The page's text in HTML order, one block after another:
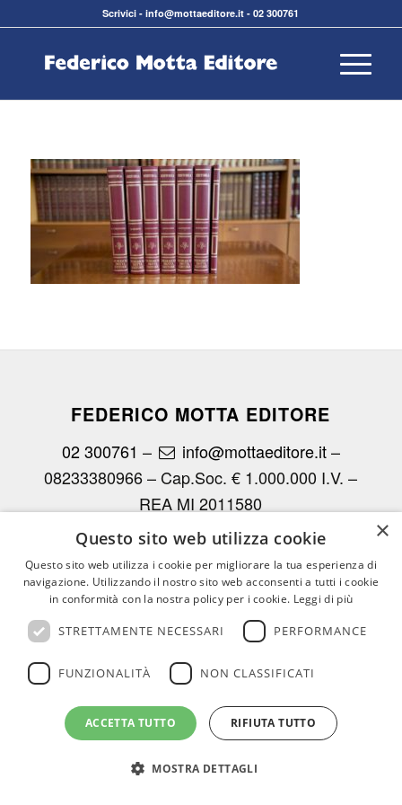
Scrivici -info@mottaeditore.it -02 300761
FEDERICO MOTTA EDITORE
02 300761 – info@mottaeditore.it–
08233380966 – Cap.Soc. € 1.000.000 I.V. –
REA MI 2011580
© Copyright - Federico Motta Editore |Privacy Policy | Cookie Policy
AGENZIE CONTATTI
×
Questo sito web utilizza cookie
Questo sito web utilizza i cookie per migliorare la tua esperienza di
navigazione. Utilizzando il nostro sito web acconsenti a tutti i cookie
in conformità con la nostra policy per i cookie. Leggi di più
STRETTAMENTE NECESSARI PERFORMANCE
FUNZIONALITÀ NON CLASSIFICATI
ACCETTA TUTTO RIFIUTA TUTTO
MOSTRA DETTAGLI